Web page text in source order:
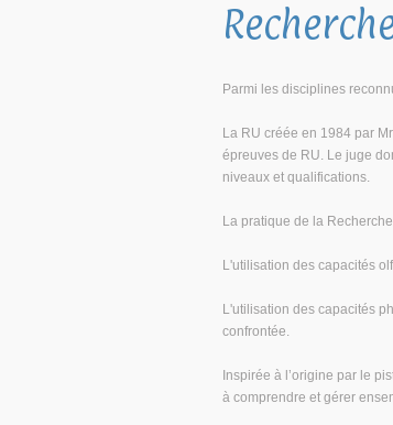
Parmi les disciplines
La RU créée en 1984 par
épreuves de RU. Le juge
niveaux et qualifications.
La pratique de la
L'utilisation des capacités
L'utilisation des capacités
confrontée.
Inspirée à l’origine par le
à comprendre et gérer